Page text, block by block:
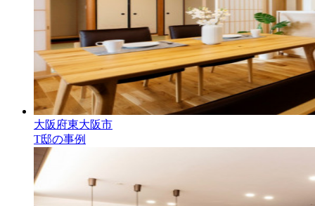
大阪府東大阪市
T邸の事例